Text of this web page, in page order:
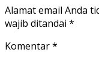
Alamat email Anda
wajib ditandai *
Komentar*